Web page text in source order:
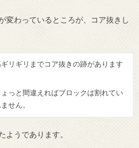
変わっているところが、コア抜きし
リギリまでコア抜きの跡があります
っと間違えればブロックは割れてい
せん。
ようであります。